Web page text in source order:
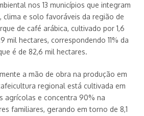
nos 13 municípios que integram
clima e solo favoráveis da região de
de café arábica, cultivado por 1,6
mil hectares, correspondendo 11% da
é de 82,6 mil hectares.
a mão de obra na produção em
regional está cultivada em
agrícolas e concentra 90% na
familiares, gerando em torno de 8,1